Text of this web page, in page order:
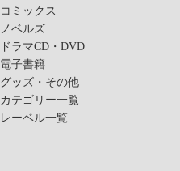
コミックス
ノベルズ
ドラマCD・DVD
電子書籍
グッズ・その他
カテゴリー一覧
レーベル一覧